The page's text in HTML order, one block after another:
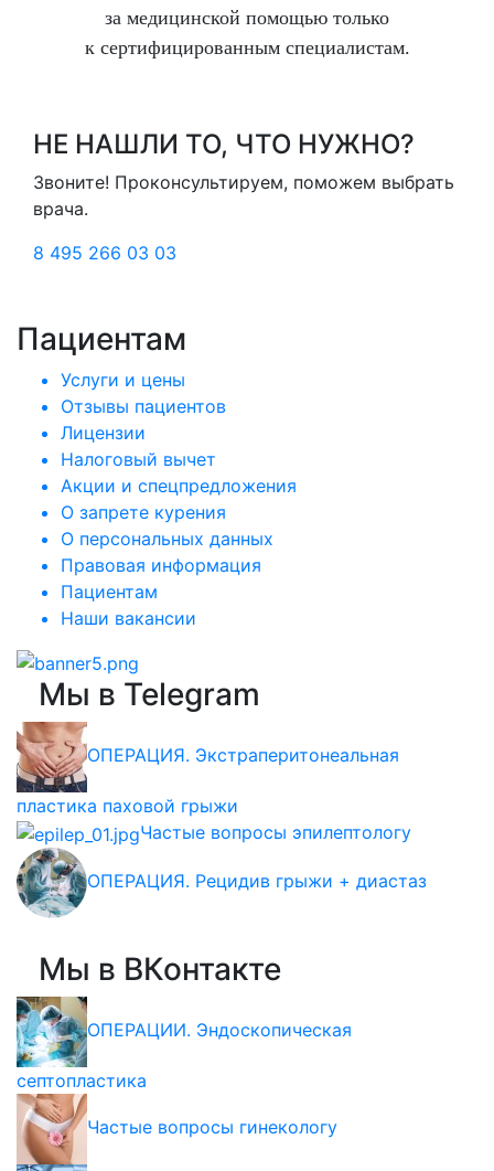
за медицинской помощью только
к сертифицированным специалистам.
НЕ НАШЛИ ТО, ЧТО НУЖНО?
Звоните! Проконсультируем, поможем выбрать
врача.
8 495 266 03 03
Пациентам
Услуги и цены
Отзывы пациентов
Лицензии
Налоговый вычет
Акции и спецпредложения
О запрете курения
О персональных данных
Правовая информация
Пациентам
Наши вакансии
Мы в Telegram
ОПЕРАЦИЯ. Экстраперитонеальная
пластика паховой грыжи
Частые вопросы эпилептологу
ОПЕРАЦИЯ. Рецидив грыжи + диастаз
Мы в ВКонтакте
ОПЕРАЦИИ. Эндоскопическая
септопластика
Частые вопросы гинекологу